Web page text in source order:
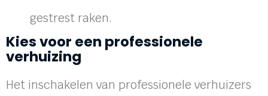
gestrest raken.
Kies voor een professionele
verhuizing
Het inschakelen van professionele verhuizers